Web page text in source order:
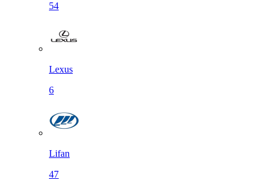
54
Lexus
6
Lifan
47